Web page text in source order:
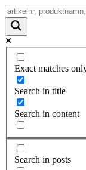
Exact matches
Search in title
Search in content
Search in posts